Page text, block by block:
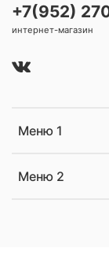
Меню 1
Меню 2
+7(952)
интернет-магазин